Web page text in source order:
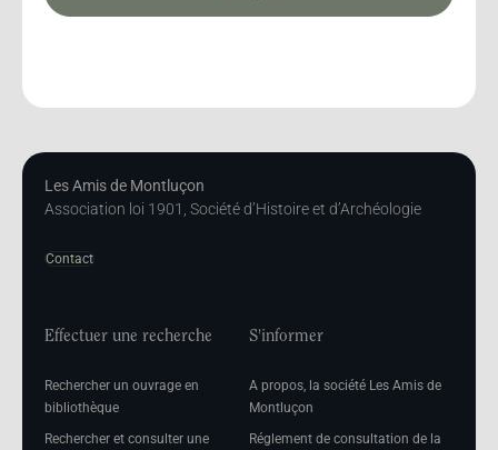
Les Amis de Montluçon
Association loi 1901, Société d’Histoire et d’Archéologie
Contact
Effectuer une recherche
Rechercher un ouvrage en
bibliothèque
Rechercher et consulter une
S'informer
A propos, la société Les Amis de
Montluçon
Réglement de consultation de la